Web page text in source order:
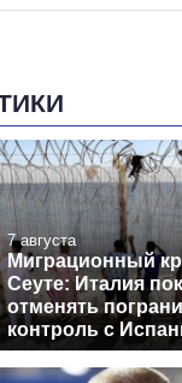
7 августа
Миграционный
Сеуте: Италия
отменять
контроль с